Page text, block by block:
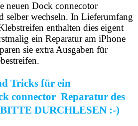
neuen Dock connecotor
wechseln. In Lieferumfang
enthalten dies eigent
ein Reparatur am iPhone
sie extra Ausgaben für
Tricks für ein
connector Reparatur des
DURCHLESEN :-)